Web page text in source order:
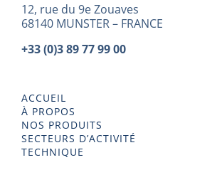
12, rue du 9e Zouaves
68140 MUNSTER – FRANCE
+33 (0)3 89 77 99 00
ACCUEIL
À PROPOS
NOS PRODUITS
SECTEURS D’ACTIVITÉ
TECHNIQUE